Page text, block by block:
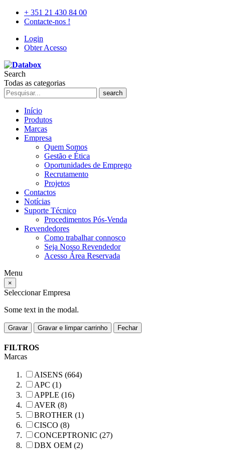
+ 351 21 430 84 00
Contacte-nos !
Login
Obter Acesso
Search
Todas as categorias
search
Início
Produtos
Marcas
Empresa
Quem Somos
Gestão e Ética
Oportunidades de Emprego
Recrutamento
Projetos
Contactos
Notícias
Suporte Técnico
Procedimentos Pós-Venda
Revendedores
Como trabalhar connosco
Seja Nosso Revendedor
Acesso Área Reservada
Menu
×
Seleccionar Empresa
Some text in the modal.
Gravar Gravar e limpar carrinho Fechar
FILTROS
Marcas
AISENS (664)
APC (1)
APPLE (16)
AVER (8)
BROTHER (1)
CISCO (8)
CONCEPTRONIC (27)
DBX OEM (2)